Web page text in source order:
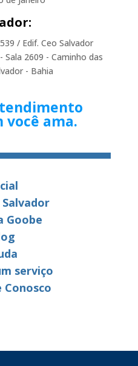
/ Edif. Ceo Salvador
2609 - Caminho das
- Bahia
você ama.
Goobe
serviço
Conosco